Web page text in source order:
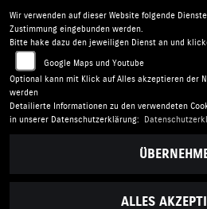
Suzuki Storm |Im Gleisdreieck
Deutschland
AGB |Impressum
Wir verwenden auf dieser Website folgende
Zustimmung eingebunden werden.
Bitte hake dazu den jeweiligen Dienst an und
Google Maps und Youtube
Optional kann mit Klick auf Alles akzeptieren der
werden
Detailierte Informationen zu den verwendeten
in unserer Datenschutzerklärung:
ALLES